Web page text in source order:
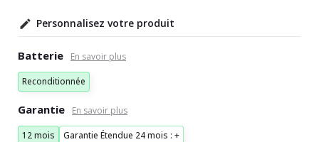
Personnalisez votre produit
Batterie
Reconditionnée
Garantie
12 mois Garantie Étendue 24 mois : +